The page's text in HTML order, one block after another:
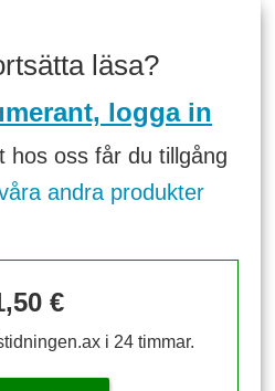
läsa?
logga in
hos oss får du tillgång
andra produkter
€
i 24 timmar.